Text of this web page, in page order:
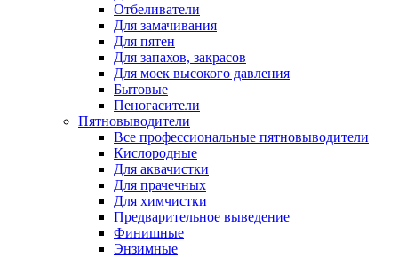
Отбеливатели
Для замачивания
Для пятен
Для запахов, закрасов
Для моек высокого давления
Бытовые
Пеногасители
Пятновыводители
Все профессиональные пятновыводители
Кислородные
Для аквачистки
Для прачечных
Для химчистки
Предварительное выведение
Финишные
Энзимные